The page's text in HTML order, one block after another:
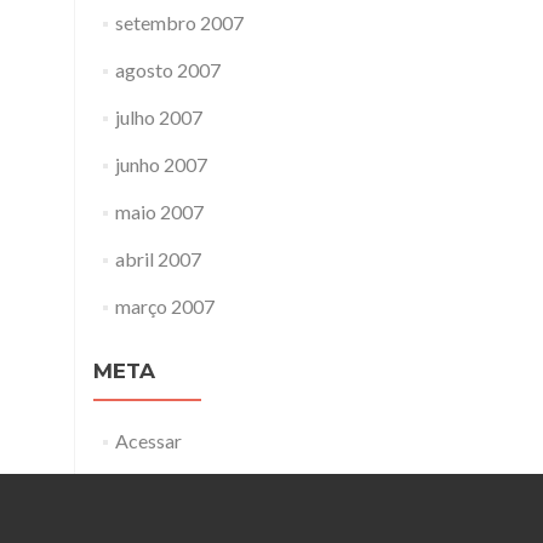
setembro 2007
agosto 2007
julho 2007
junho 2007
maio 2007
abril 2007
março 2007
META
Acessar